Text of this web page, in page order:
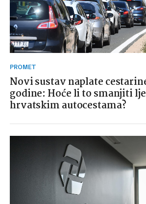
PROMET
Novi sustav naplate
godine: Hoće li to smanjiti
hrvatskim autocestama?